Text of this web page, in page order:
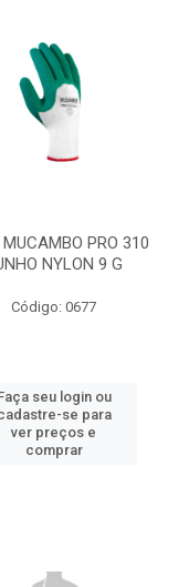
PRO 310
NYLON 9 G
Código: 0677
seu login ou
se para
ver preços e
comprar